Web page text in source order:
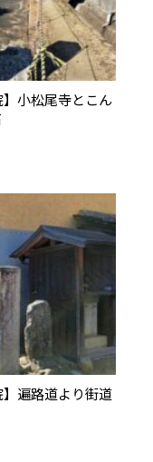
小松尾寺とこん
遍路道より街道